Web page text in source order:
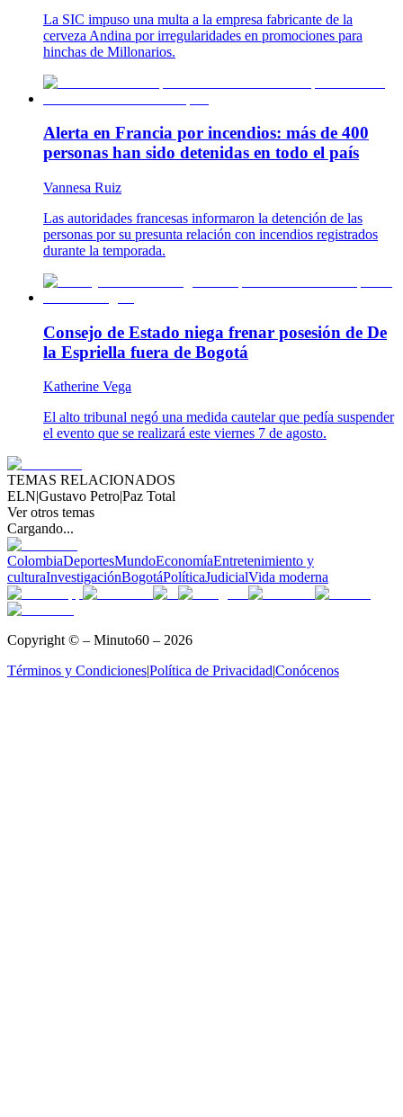
La SIC impuso una multa a la empresa fabricante de la
cerveza Andina por irregularidades en promociones para
hinchas de Millonarios.
Alerta en Francia por incendios: más de 400
personas han sido detenidas en todo el país
Vannesa Ruiz
Las autoridades francesas informaron la detención de las
personas por su presunta relación con incendios registrados
durante la temporada.
Consejo de Estado niega frenar posesión de De
la Espriella fuera de Bogotá
Katherine Vega
El alto tribunal negó una medida cautelar que pedía suspender
el evento que se realizará este viernes 7 de agosto.
TEMAS RELACIONADOS
ELN|Gustavo Petro|Paz Total
Ver otros temas
Cargando...
ColombiaDeportesMundoEconomíaEntretenimiento y
culturaInvestigaciónBogotáPolíticaJudicialVida moderna
Copyright © – Minuto60 – 2026
Términos y Condiciones|Política de Privacidad|Conócenos